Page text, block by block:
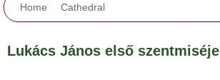
Home Cathedral
Lukács János első szentmiséje